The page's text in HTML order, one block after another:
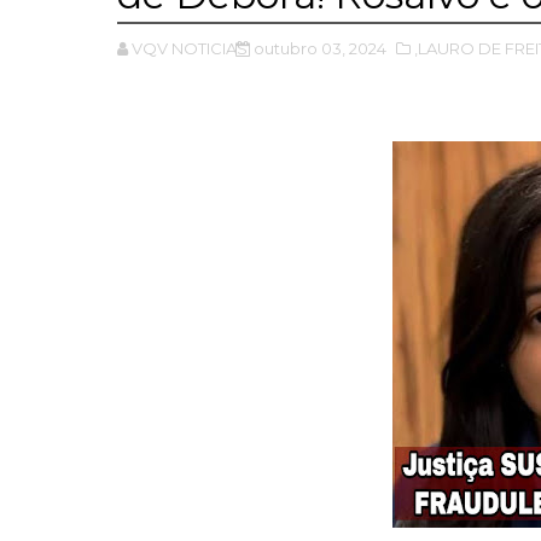
VQV NOTICIAS outubro 03, 2024 ,LAURO DE